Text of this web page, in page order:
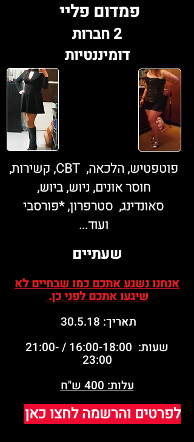
פמדום פליי
2 חברות
דומיננטיות
פוטפטיש, הלכאה, CBT, קשירות,
חוסר אונים, ניוש, ביוש,
סאונדינג, סטרפרון, *פורסבי
ועוד...
שעתיים
אנחנו נשגע אתכם כמו שבחיים לא
שיגעו אתכם לפני כן.
תאריך: 30.5.18
שעות: 16:00-18:00 / 21:00-
23:00
עלות: 400 ש"ח
לפרטים והרשמה לחצו כאן